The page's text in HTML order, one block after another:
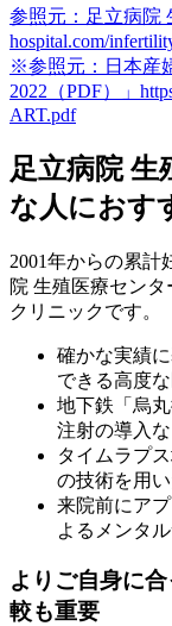
参照元：足立病院
hospital.com/
※参照元：日本産
2022（PDF）」
ART.pdf
足立病院 生
な人におす
2001年からの累計
院 生殖医療セン
クリニックです。
確かな実績に
できる高度
地下鉄「烏
注射の導入
タイムラプ
の技術を用
来院前にア
よるメンタ
よりご自身に
較も重要